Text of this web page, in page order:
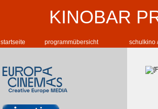
KINOBAR
startseite programmübersicht schulkino